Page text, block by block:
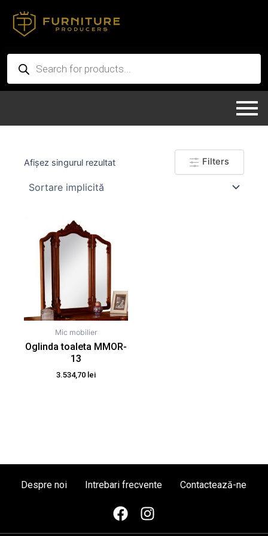
content
Products
search
Filters
Afișez singurul rezultat
Mic mobilier
Oglinda toaleta MMOR-
13
3.534,70 lei
Despre noi Intrebari frecvente Contactează-ne
F
I